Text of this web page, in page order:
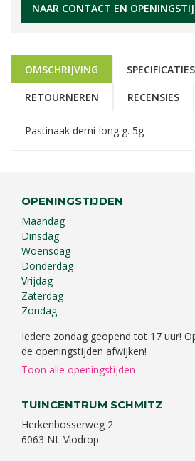
NAAR CONTACT EN
OMSCHRIJVING SPECIFICATIES
RETOURNEREN RECENSIES
Pastinaak demi-long g. 5g
OPENINGSTIJDEN
Maandag
Dinsdag
Woensdag
Donderdag
Vrijdag
Zaterdag
Zondag
Iedere zondag geopend tot 17 uur!
de openingstijden afwijken!
Toon alle openingstijden
TUINCENTRUM SCHMITZ
Herkenbosserweg 2
6063 NL Vlodrop